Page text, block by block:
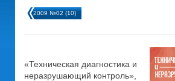
2009 №02 (10)
«Техническая диагностика и
неразрушающий контроль»,